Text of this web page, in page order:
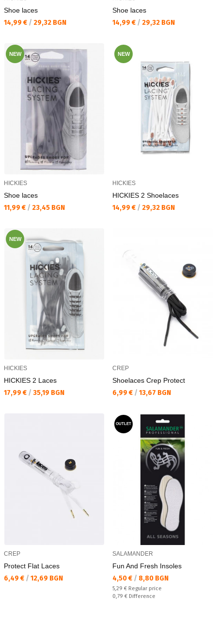
Shoe laces
Текуща цена:
14,99 € / 29,32 BGN
Shoe laces
Текуща цена:
14,99 € / 29,32 BGN
NEW
HICKIES
Shoe laces
Текуща цена:
11,99 € / 23,45 BGN
NEW
HICKIES
HICKIES 2 Shoelaces
Текуща цена:
14,99 € / 29,32 BGN
NEW
HICKIES
HICKIES 2 Laces
Текуща цена:
17,99 € / 35,19 BGN
CREP
Shoelaces Crep Protect
Текуща цена:
6,99 € / 13,67 BGN
CREP
Protect Flat Laces
Текуща цена:
6,49 € / 12,69 BGN
OUTLET
SALAMANDER
Fun And Fresh Insoles
Текуща цена:
4,50 € / 8,80 BGN
Regular price:
5,29 € Regular price
Спестявате:
0,79 € Difference